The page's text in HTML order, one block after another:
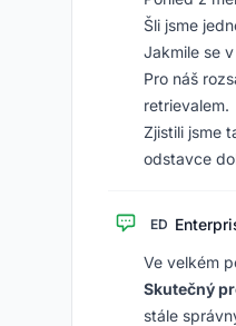
Šli jsme
Jakmile se
Pro náš
retrievalem.
Zjistili jsme
odstavce
ED
Ve velkém
Skutečný
stále